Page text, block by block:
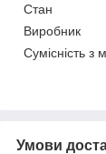
Стан
Виробник
Сумісність з
Умови